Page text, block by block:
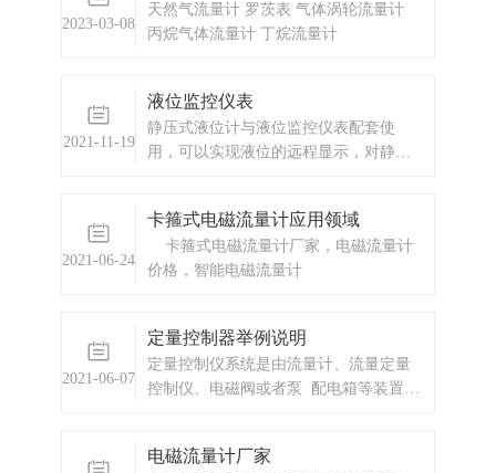
2023-03-08
天然气流量计 罗茨表 气体涡轮流量计
丙烷气体流量计 丁烷流量计
2021-11-19
液位监控仪表
静压式液位计与液位监控仪表配套使
用，可以实现液位的远程显示，对静压
2021-06-24
卡箍式电磁流量计应用领域
卡箍式电磁流量计厂家，电磁流量计
价格，智能电磁流量计
2021-06-07
定量控制器举例说明
定量控制仪系统是由流量计、流量定量
控制仪、电磁阀或者泵 配电箱等装置组
定量配料的定量控制。
电磁流量计厂家